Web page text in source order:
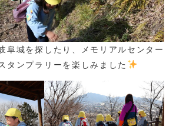
阜城を探したり、メモリアルセンター
タンプラリーを楽しみました